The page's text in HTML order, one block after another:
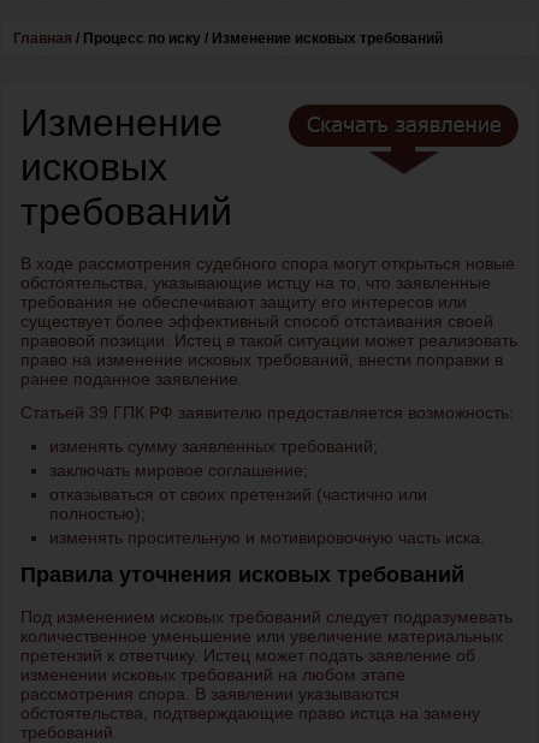
Главная / Процесс по иску / Изменение исковых требований
Изменение
исковых
требований
В ходе рассмотрения судебного спора могут открыться новые
обстоятельства, указывающие истцу на то, что заявленные
требования не обеспечивают защиту его интересов или
существует более эффективный способ отстаивания своей
правовой позиции. Истец в такой ситуации может реализовать
право на изменение исковых требований, внести поправки в
ранее поданное заявление.
Статьей 39 ГПК РФ заявителю предоставляется возможность:
изменять сумму заявленных требований;
заключать мировое соглашение;
отказываться от своих претензий (частично или
полностью);
изменять просительную и мотивировочную часть иска.
Правила уточнения исковых требований
Под изменением исковых требований следует подразумевать
количественное уменьшение или увеличение материальных
претензий к ответчику. Истец может подать заявление об
изменении исковых требований на любом этапе
рассмотрения спора. В заявлении указываются
обстоятельства, подтверждающие право истца на замену
требований.